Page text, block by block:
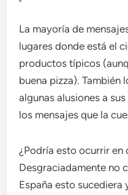
La mayoría de
lugares donde está el
productos típicos
buena pizza). También
algunas alusiones a
los mensajes que la
¿Podría esto ocurrir en
Desgraciadamente no
España esto sucediera